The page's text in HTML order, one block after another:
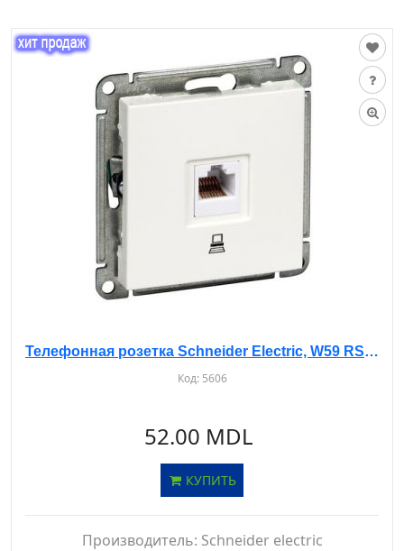
Телефонная розетка Schneider Electric, W59 RSI-152T-1-86 с/у, б/рамки, IP20, белая
Код: 5606
52.00 MDL
КУПИТЬ
Производитель: Schneider electric